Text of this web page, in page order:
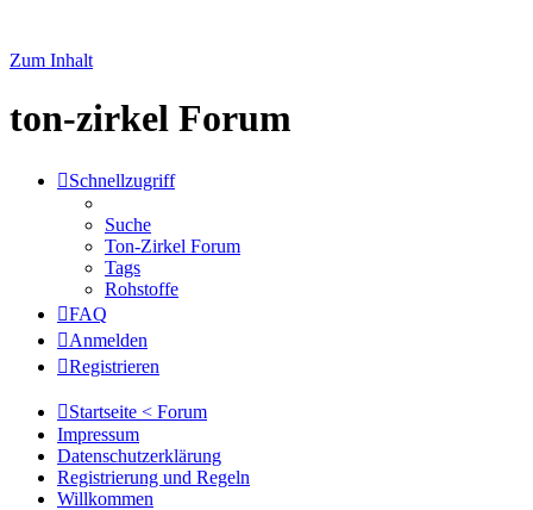
Zum Inhalt
ton-zirkel Forum
Schnellzugriff
Suche
Ton-Zirkel Forum
Tags
Rohstoffe
FAQ
Anmelden
Registrieren
Startseite < Forum
Impressum
Datenschutzerklärung
Registrierung und Regeln
Willkommen